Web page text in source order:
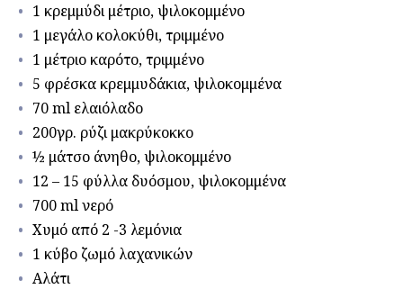
1 κρεμμύδι μέτριο, ψιλοκομμένο
1 μεγάλο κολοκύθι, τριμμένο
1 μέτριο καρότο, τριμμένο
5 φρέσκα κρεμμυδάκια, ψιλοκομμένα
70 ml ελαιόλαδο
200γρ. ρύζι μακρύκοκκο
½ μάτσο άνηθο, ψιλοκομμένο
12 – 15 φύλλα δυόσμου, ψιλοκομμένα
700 ml νερό
Χυμό από 2 -3 λεμόνια
1 κύβο ζωμό λαχανικών
Αλάτι